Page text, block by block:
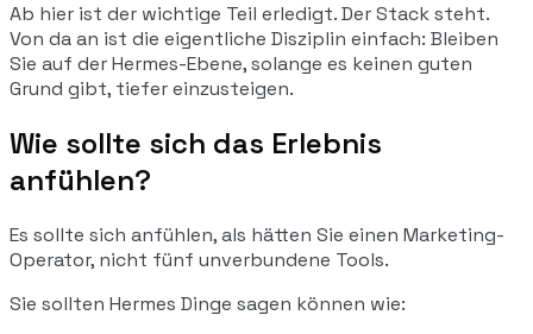
Ab hier ist der wichtige Teil erledigt. Der Stack steht.
Von da an ist die eigentliche Disziplin einfach: Bleiben
Sie auf der Hermes-Ebene, solange es keinen guten
Grund gibt, tiefer einzusteigen.
Wie sollte sich das Erlebnis
anfühlen?
Es sollte sich anfühlen, als hätten Sie einen Marketing-
Operator, nicht fünf unverbundene Tools.
Sie sollten Hermes Dinge sagen können wie: